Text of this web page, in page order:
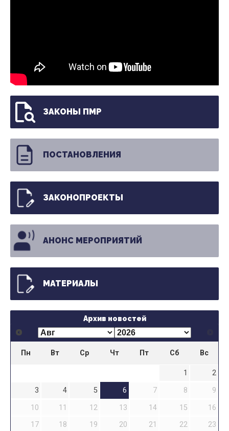
ЗАКОНЫ ПМР
ПОСТАНОВЛЕНИЯ
ЗАКОНОПРОЕКТЫ
АНОНС МЕРОПРИЯТИЙ
МАТЕРИАЛЫ
Архив новостей
Пн Вт Ср Чт Пт Сб Вс
1
2
3
4 5 6 7 8
9
10
11 12 13 14 15
16
17
18 19 20 21 22
23